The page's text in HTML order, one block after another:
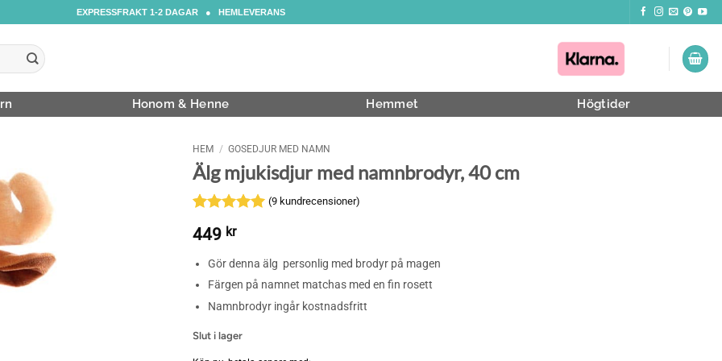
EXPRESSFRAKT 1-2 DAGAR ● HEMLEVERANS
Honom & Henne Hemmet Högtider
HEM / GOSEDJUR MED NAMN
Älg mjukisdjur med namnbrodyr, 40 cm
Betygsatt
av 5
kundrecensioner
(9 kundrecensioner)
449 kr
Gör denna älg personlig med brodyr på magen
Färgen på namnet matchas med en fin rosett
Namnbrodyr ingår kostnadsfritt
Slut i lager